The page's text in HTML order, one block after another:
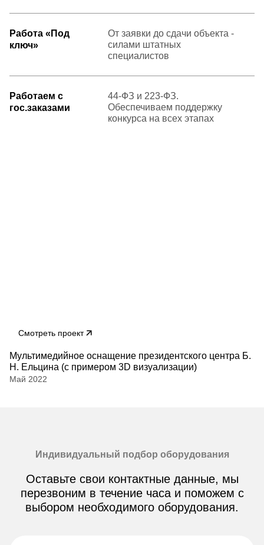
Смотреть проект
Мультимедийное оснащение президентского центра Б.
Н. Ельцина (с примером 3D визуализации)
Май 2022
Работа «Под
ключ»
От заявки до сдачи объекта -
силами штатных
специалистов
Работаем с
гос.заказами
44-ФЗ и 223-ФЗ.
Обеспечиваем поддержку
конкурса на всех этапах
Индивидуальный подбор оборудования
Оставьте свои контактные данные, мы
перезвоним в течение часа и поможем с
выбором необходимого оборудования.